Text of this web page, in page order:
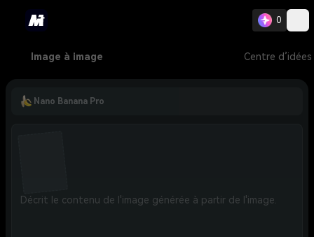
0
Image à image Centre d’idées
Nano Banana Pro